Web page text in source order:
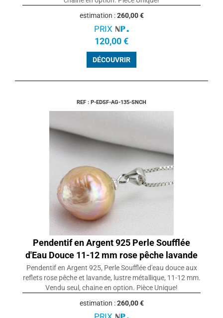
estimation :260,00 €
PRIX
120,00 €
DÉCOUVRIR
REF : P-EDSF-AG-135-SNCH
Pendentif en Argent 925 Perle Soufflée
d'Eau Douce 11-12 mm rose pêche lavande
Pendentif en Argent 925, Perle Soufflée d'eau douce aux
reflets rose pêche et lavande, lustre métallique, 11-12 mm.
Vendu seul, chaine en option. Pièce Unique!
estimation :260,00 €